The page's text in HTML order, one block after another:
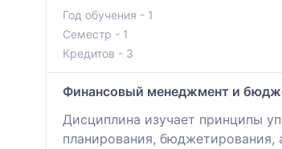
Год обучения - 1
Семестр - 1
Кредитов - 3
Финансовый менеджмент и
Дисциплина изучает принципы
планирования, бюджетирования,